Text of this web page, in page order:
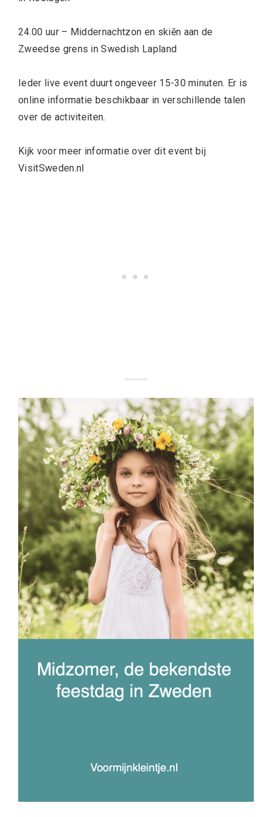
24.00 uur – Middernachtzon en skiēn aan de
Zweedse grens in Swedish Lapland
Ieder live event duurt ongeveer 15-30 minuten. Er is
online informatie beschikbaar in verschillende talen
over de activiteiten.
Kijk voor meer informatie over dit event bij
VisitSweden.nl